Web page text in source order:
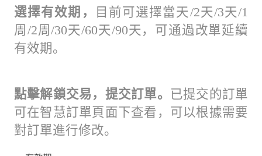
選擇有效期，
目前可選擇當天/2天/3天/1
周/2周/30天/60天/90天，可通過改單延續
有效期。
點擊解鎖交易，提交訂單。
已提交的訂單
可在智慧訂單頁面下查看，可以根據需要
對訂單進行修改。